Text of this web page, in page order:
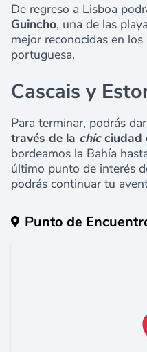
De regreso a Lisboa
Guincho, una de las
mejor reconocidas en
portuguesa.
Cascais y
Para terminar, podrás
través de la chicciudad
bordeamos la Bahía
último punto de interés
podrás continuar tu
Punto de